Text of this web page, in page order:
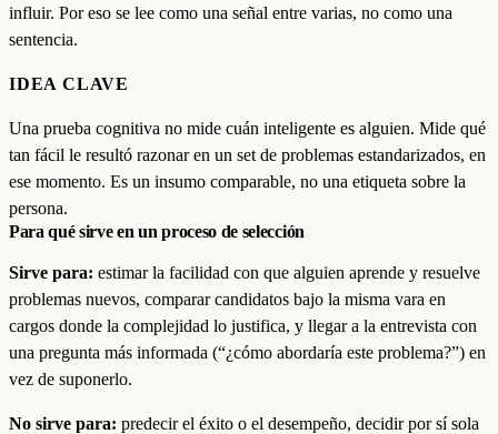
influir. Por eso se lee como una señal entre varias, no como una
sentencia.
IDEA CLAVE
Una prueba cognitiva no mide cuán inteligente es alguien. Mide qué
tan fácil le resultó razonar en un set de problemas estandarizados, en
ese momento. Es un insumo comparable, no una etiqueta sobre la
persona.
Para qué sirve en un proceso de selección
Sirve para: estimar la facilidad con que alguien aprende y resuelve
problemas nuevos, comparar candidatos bajo la misma vara en
cargos donde la complejidad lo justifica, y llegar a la entrevista con
una pregunta más informada (“¿cómo abordaría este problema?”) en
vez de suponerlo.
No sirve para: predecir el éxito o el desempeño, decidir por sí sola